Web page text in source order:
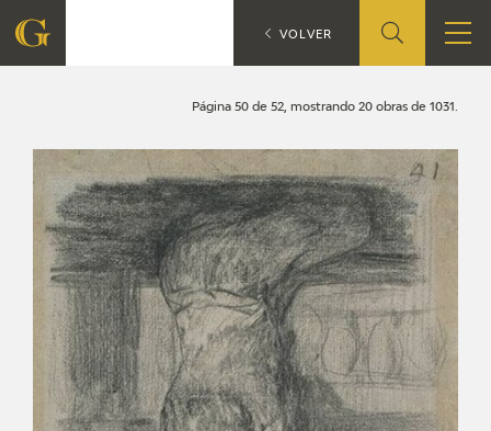
QUIENES SOMOS
CENTRO DE INVESTIGACIÓN Y DOCUMENTACIÓN
ACCIÓN CORPORATIVA
CONTACTO
Página 50 de 52, mostrando 20 obras de 1031.
CATÁLOGO Búsqueda
VOLVER